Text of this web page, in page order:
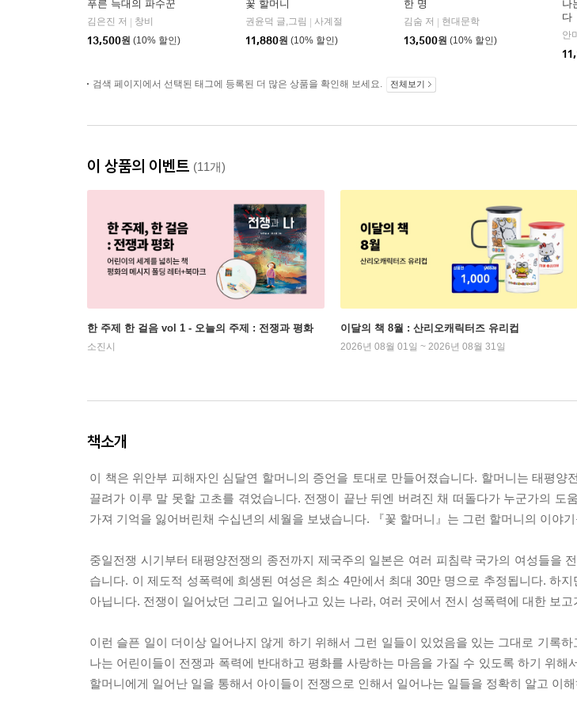
푸른 늑대의 파수꾼
김은진 저
창비
13,500원 (10% 할인)
꽃 할머니
권윤덕 글,그림
사계절
11,880원 (10% 할인)
한 명
김숨 저
현대문학
13,500원 (10% 할인)
나
다
검색 페이지에서 선택된 태그에 등록된 더 많은 상품을 확인해 보세요. 전체보기
이 상품의 이벤트 (11개)
한 주제 한 걸음 vol 1 - 오늘의 주제 : 전쟁과 평화
소진시
이달의 책 8월 : 산리오캐릭터즈 유리컵
2026년 08월 01일 ~ 2026년 08월 31일
책소개
이 책은 위안부 피해자인 심달연 할머니의 증언을 토대로 만들어졌습니다. 할머니는 태평양
끌려가 이루 말 못할 고초를 겪었습니다. 전쟁이 끝난 뒤엔 버려진 채 떠돌다가 누군가의 도
가져 기억을 잃어버린채 수십년의 세월을 보냈습니다. 『꽃 할머니』는 그런 할머니의 이야
중일전쟁 시기부터 태평양전쟁의 종전까지 제국주의 일본은 여러 피침략 국가의 여성들을
습니다. 이 제도적 성폭력에 희생된 여성은 최소 4만에서 최대 30만 명으로 추정됩니다. 하
아닙니다. 전쟁이 일어났던 그리고 일어나고 있는 나라, 여러 곳에서 전시 성폭력에 대한 보
이런 슬픈 일이 더이상 일어나지 않게 하기 위해서 그런 일들이 있었음을 있는 그대로 기록
나는 어린이들이 전쟁과 폭력에 반대하고 평화를 사랑하는 마음을 가질 수 있도록 하기 위해
할머니에게 일어난 일을 통해서 아이들이 전쟁으로 인해서 일어나는 일들을 정확히 알고 이